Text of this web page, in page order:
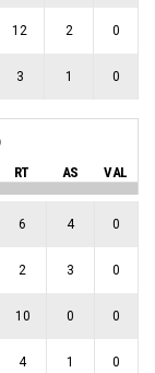
12 2 0
3 1 0
RT AS VAL
6 4 0
2 3 0
10 0 0
4 1 0